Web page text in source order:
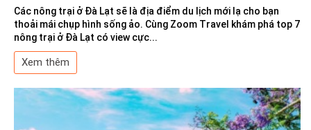
Các nông trại ở Đà Lạt sẽ là địa điểm du lịch mới lạ cho bạn
thoải mái chụp hình sống ảo. Cùng Zoom Travel khám phá top 7
nông trại ở Đà Lạt có view cực...
Xem thêm